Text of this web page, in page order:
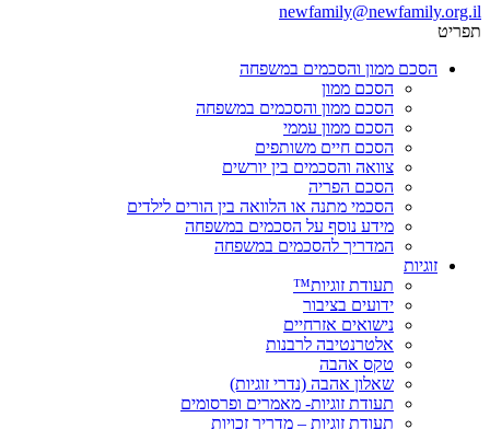
newfamily@newfamily.org.il
תפריט
הסכם ממון והסכמים במשפחה
הסכם ממון
הסכם ממון והסכמים במשפחה
הסכם ממון עממי
הסכם חיים משותפים
צוואה והסכמים בין יורשים
הסכם הפריה
הסכמי מתנה או הלוואה בין הורים לילדים
מידע נוסף על הסכמים במשפחה
המדריך להסכמים במשפחה
זוגיות
תעודת זוגיות™
ידועים בציבור
נישואים אזרחיים
אלטרנטיבה לרבנות
טקס אהבה
שאלון אהבה (נדרי זוגיות)
תעודת זוגיות- מאמרים ופרסומים
תעודת זוגיות – מדריך זכויות